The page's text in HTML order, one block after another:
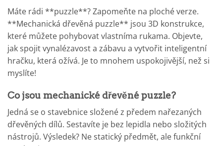
Máte rádi **puzzle**? Zapomeňte na ploché verze.
**Mechanická dřevěná puzzle** jsou 3D konstrukce,
které můžete pohybovat vlastníma rukama. Objevte,
jak spojit vynalézavost a zábavu a vytvořit inteligentní
hračku, která ožívá. Je to mnohem uspokojivější, než si
myslíte!
Co jsou mechanické dřevěné puzzle?
Jedná se o stavebnice složené z předem nařezaných
dřevěných dílů. Sestavíte je bez lepidla nebo složitých
nástrojů. Výsledek? Ne statický předmět, ale funkční